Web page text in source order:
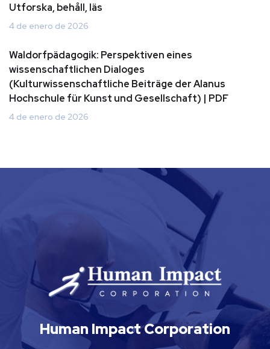
Utforska, behåll, läs
4 de enero de 2026
Waldorfpädagogik: Perspektiven eines
wissenschaftlichen Dialoges
(Kulturwissenschaftliche Beiträge der Alanus
Hochschule für Kunst und Gesellschaft) | PDF
4 de enero de 2026
Human Impact Corporation